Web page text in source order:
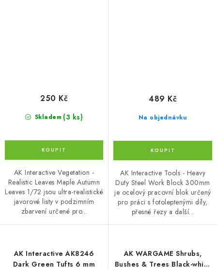
Skladem (3 ks)
250 Kč
AK Interactive Vegetation -
Realistic Leaves Maple Autumn
Leaves 1/72 jsou ultra-realistické
javorové listy v podzimním
zbarvení určené pro...
Na objednávku
489 Kč
AK Interactive Tools - Heavy
Duty Steel Work Block 300mm
je ocelový pracovní blok určený
pro práci s fotoleptenými díly,
přesné řezy a další...
AK Interactive AK8246
Dark Green Tufts 6 mm
AK WARGAME Shrubs,
Bushes & Trees Black-white